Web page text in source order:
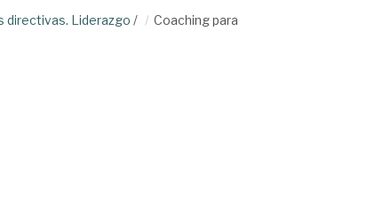
directivas. Liderazgo /
Coaching para